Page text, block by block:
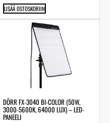
LISÄÄ OSTOSKORIIN
DÖRR FX-3040 BI-COLOR (50W,
3000-5600K, 64000 LUX) – LED-
PANEELI